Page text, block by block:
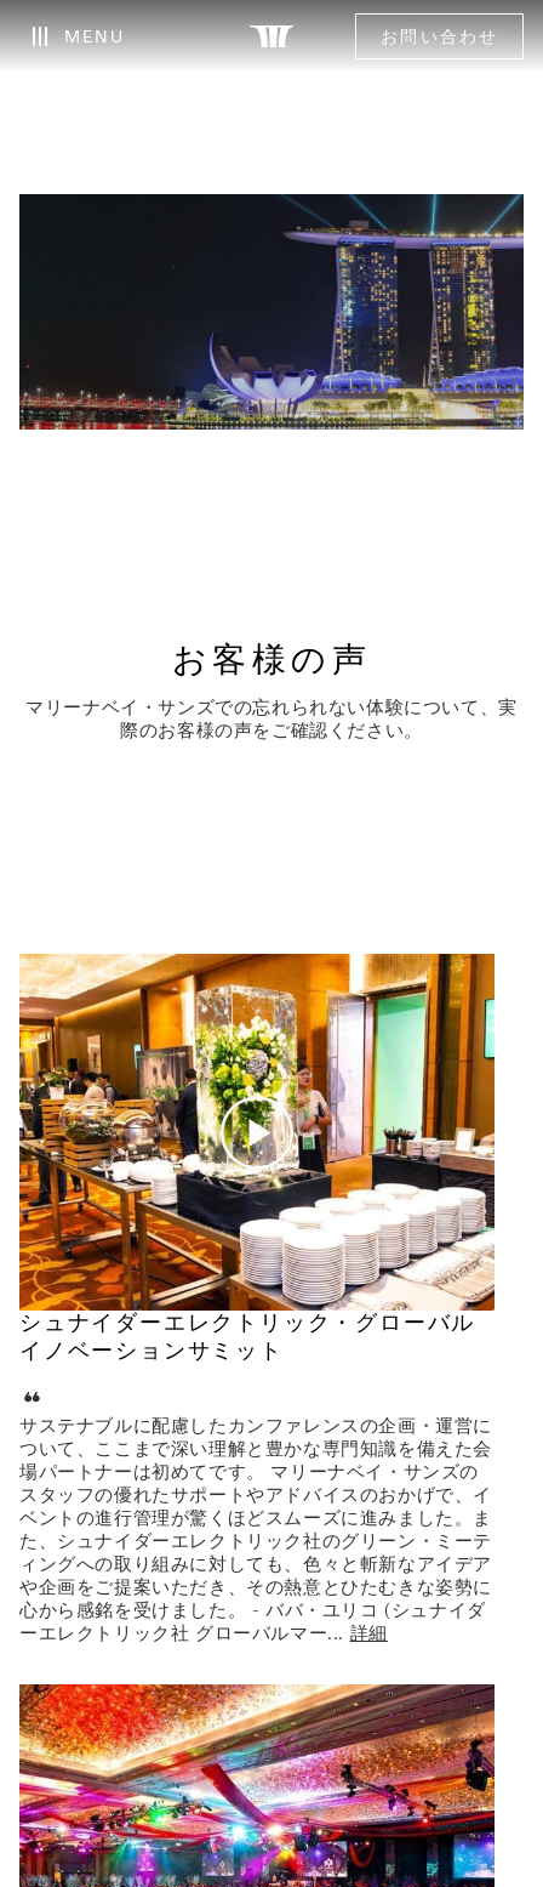
MENU お問い合わせ
お客様の声
マリーナベイ・サンズでの忘れられない体験について、実
際のお客様の声をご確認ください。
シュナイダーエレクトリック・グローバル
イノベーションサミット
サステナブルに配慮したカンファレンスの企画・運営に
ついて、ここまで深い理解と豊かな専門知識を備えた会
場パートナーは初めてです。 マリーナベイ・サンズの
スタッフの優れたサポートやアドバイスのおかげで、イ
ベントの進行管理が驚くほどスムーズに進みました。ま
た、シュナイダーエレクトリック社のグリーン・ミーテ
ィングへの取り組みに対しても、色々と斬新なアイデア
や企画をご提案いただき、その熱意とひたむきな姿勢に
心から感銘を受けました。 - ババ・ユリコ (シュナイダ
ーエレクトリック社 グローバルマー... 詳細